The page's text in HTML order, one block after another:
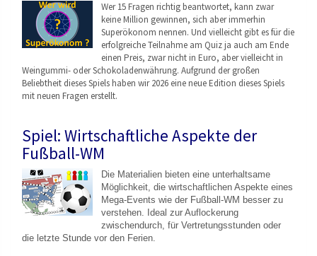
Wer 15 Fragen richtig beantwortet, kann zwar
keine Million gewinnen, sich aber immerhin
Superökonom nennen. Und vielleicht gibt es für die
erfolgreiche Teilnahme am Quiz ja auch am Ende
einen Preis, zwar nicht in Euro, aber vielleicht in
Weingummi- oder Schokoladenwährung. Aufgrund der großen
Beliebtheit dieses Spiels haben wir 2026 eine neue Edition dieses Spiels
mit neuen Fragen erstellt.
Spiel: Wirtschaftliche Aspekte der
Fußball-WM
Die Materialien bieten eine unterhaltsame
Möglichkeit, die wirtschaftlichen Aspekte eines
Mega-Events wie der Fußball-WM besser zu
verstehen. Ideal zur Auflockerung
zwischendurch, für Vertretungsstunden oder
die letzte Stunde vor den Ferien.